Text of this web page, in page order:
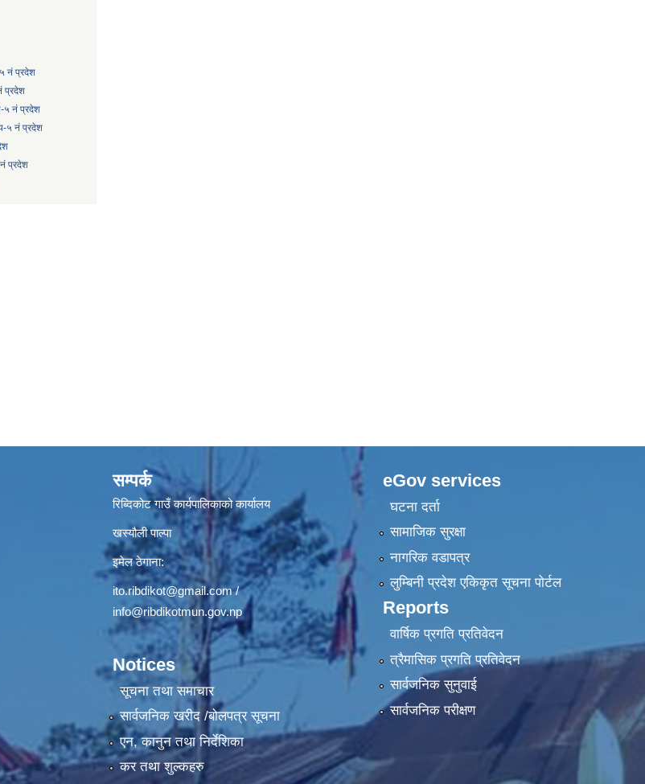
५ नं प्रदेश
प्रदेश
५ नं प्रदेश
५ नं प्रदेश
प्रदेश
सम्पर्क
रिब्दिकोट गाउँ कार्यपालिकाको कार्यालय
खस्यौली पाल्पा
इमेल ठेगाना:
ito.ribdikot@gmail.com/
info@ribdikotmun.gov.np
Notices
सूचना तथा समाचार
सार्वजनिक खरीद /बोलपत्र सूचना
एन, कानुन तथा निर्देशिका
कर तथा शुल्कहरु
eGov services
घटना दर्ता
सामाजिक सुरक्षा
नागरिक वडापत्र
लुम्बिनी प्रदेश एकिकृत सूचना पाेर्टल
Reports
वार्षिक प्रगति प्रतिवेदन
त्रैमासिक प्रगति प्रतिवेदन
सार्वजनिक सुनुवाई
सार्वजनिक परीक्षण